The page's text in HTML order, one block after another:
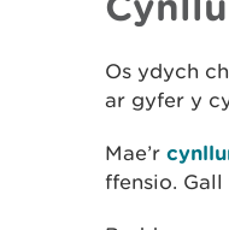
Os ydych
ar gyfer y
Mae’r
ffensio.